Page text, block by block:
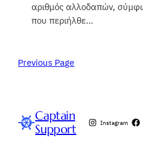
αριθμός αλλοδαπών,
που περιήλθε…
Previous Page
Captain
Support
Instagram